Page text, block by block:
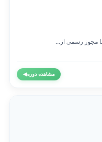
رسمی از...
مشاهده دوره◀